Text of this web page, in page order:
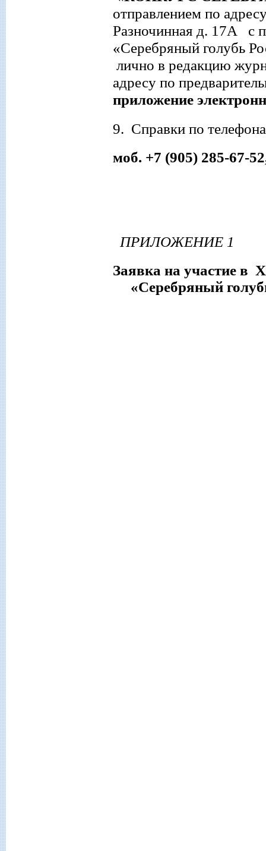
отправлением по
Разночинная д. 17А с
«Серебряный голубь
лично в редакцию
адресу по
приложение
9. Справки по
моб. +7 (905) 285-67-
ПРИЛОЖЕНИЕ 1
Заявка на участие в Х
«Серебряный